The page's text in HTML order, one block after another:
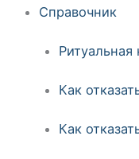
Справочник
Ритуальная
Как
Как